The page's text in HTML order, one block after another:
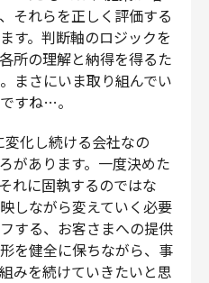
それらを正しく評価する
す。判断軸のロジックを
所の理解と納得を得るた
まさにいま取り組んでい
すね…。
変化し続ける会社なの
があります。一度決めた
れに固執するのではな
しながら変えていく必要
する、お客さまへの提供
を健全に保ちながら、事
みを続けていきたいと思